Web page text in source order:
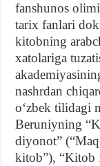
fanshunos
tarix fanlari
kitobning
xatolariga
nashrdan
oʻzbek tilidagi
Beruniyning
diyonot”
kitob”), “Kitob